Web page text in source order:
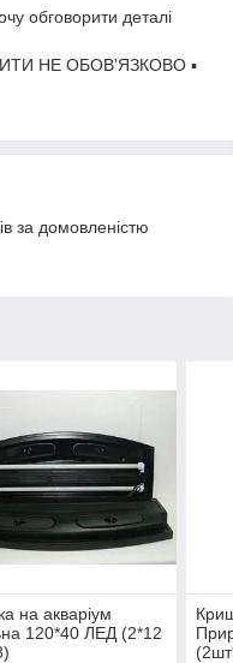
обговорити деталі
НЕ ОБОВ'ЯЗКОВО ▪
за домовленістю
на акваріум
120*40 ЛЕД (2*12